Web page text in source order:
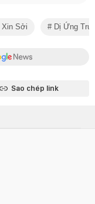
Sởi Dị Ứng
Sao chép link